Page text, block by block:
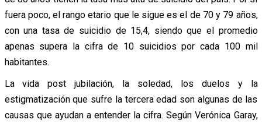
fuera poco, el rango etario que le sigue es el de 70 y 79 años,
con una tasa de suicidio de 15,4, siendo que el promedio
apenas supera la cifra de 10 suicidios por cada 100 mil
habitantes.
La vida post jubilación, la soledad, los duelos y la
estigmatización que sufre la tercera edad son algunas de las
causas que ayudan a entender la cifra. Según Verónica Garay,